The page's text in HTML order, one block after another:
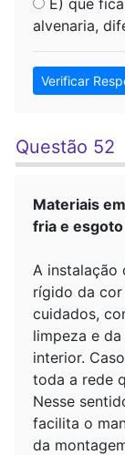
E) que
alvenaria,
Verificar
Questão 52
Materiais
fria e esgoto
A instalação
rígido da
cuidados,
limpeza e
interior.
toda a rede
Nesse
facilita o
da